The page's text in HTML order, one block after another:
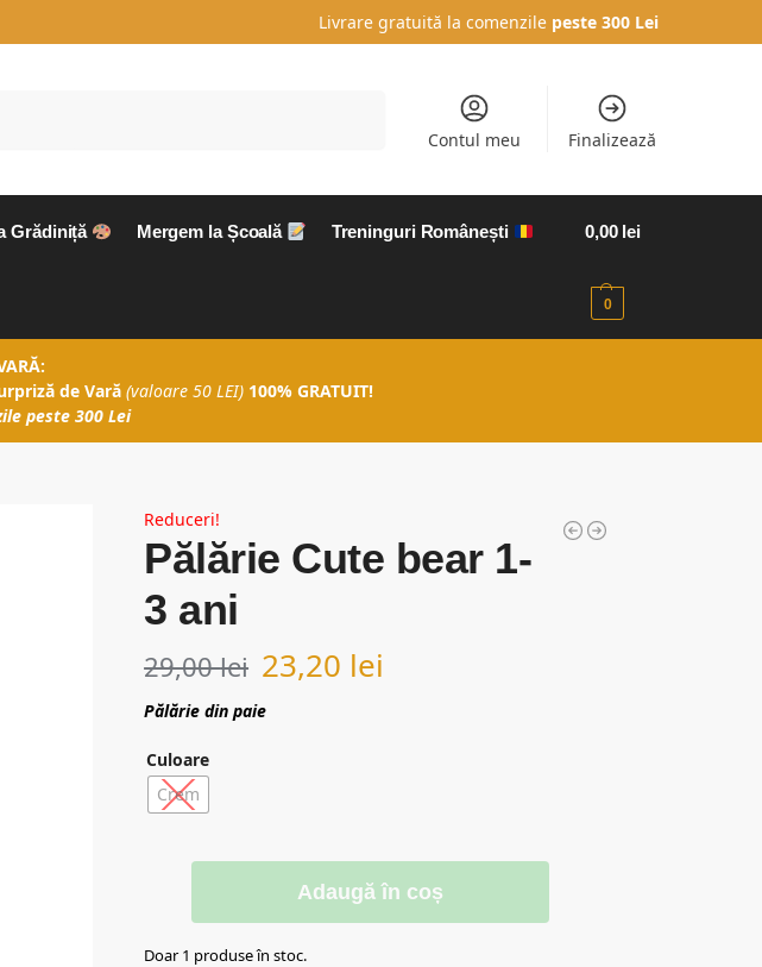
Livrare gratuită la comenzile peste 300 Lei
Contul meu Finalizează
Grădiniță Mergem la Școală Treninguri Românești 0,00 lei
0
de Vară (valoare 50 LEI) 100% GRATUIT!
peste 300 Lei
Reduceri!
Pălărie Cute bear 1-
3 ani
29,00lei 23,20 lei
Pălărie din paie
Culoare
Crem
Adaugă în coș
Doar 1 produse în stoc.